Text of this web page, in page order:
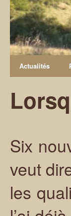
Actualités
Six
veut
les